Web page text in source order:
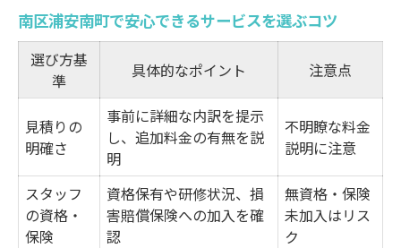
南区浦安南町で安心できるサービスを選ぶコツ
選び方基
準
具体的なポイント 注意点
見積りの
明確さ
事前に詳細な内訳を提示
し、追加料金の有無を説
明
不明瞭な料金
説明に注意
スタッフ
の資格・
保険
資格保有や研修状況、損
害賠償保険への加入を確
認
無資格・保険
未加入はリス
ク